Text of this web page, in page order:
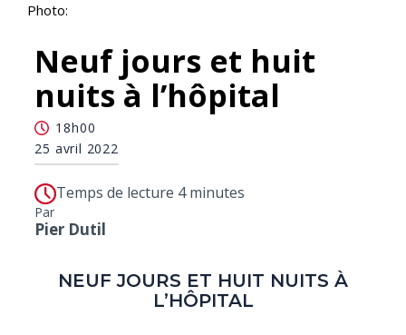
Photo:
Neuf jours et huit
nuits à l’hôpital
18h00
25 avril 2022
Temps de lecture 4 minutes
Par
Pier Dutil
NEUF JOURS ET HUIT NUITS À
L’HÔPITAL